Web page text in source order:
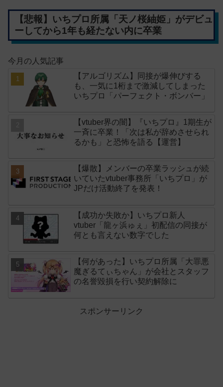
【悲報】いちプロ所属「天ノ桜紬姫」がデビュ
ーしてから1年も経たない内に卒業
今月の人気記事
【アルゴリズム】同接が爆伸びする
も、一気に1桁まで激減してしまった
いちプロ「パーフェクト・ボンバー」
【vtuber界の闇】『いちプロ』1期生が
一斉に卒業！「次は私が辞めさせられ
るかも」と恐怖を語る【運営】
【爆散】メンバーの卒業ラッシュが続
いていたvtuber事務所「いちプロ」が
JPだけ活動終了を発表！
【成功か失敗か】いちプロ新人
vtuber「龍ヶ浜ゅぇ」初配信の同接が
何とも言えない数字でした
【何があった】いちプロ所属「大罪悪
魔ぎるてぃちゃん」が会社とスタッフ
の名誉毀損を行い契約解除に
スポンサーリンク